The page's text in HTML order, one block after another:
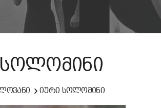
იური სოლომინი